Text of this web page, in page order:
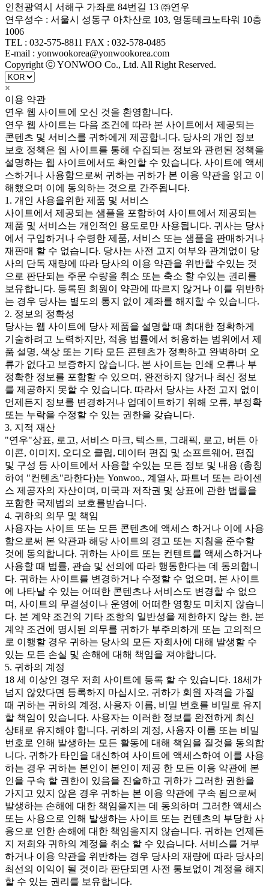
인천광역시 서해구 가좌로 84번길 13 ㈜연우
연우성수 : 서울시 성동구 아차산로 103, 영동테크노타워 10층
1006
TEL : 032-575-8811 FAX : 032-578-0485
E-mail : yonwookorea@yonwookorea.com
Copyright ⓒ YONWOO Co., Ltd. All Right Reserved.
×
이용 약관
연우 웹 사이트에 오신 것을 환영합니다.
연우 웹 사이트는 다음 조건에 따라 본 사이트에서 제공되는
콘텐츠 및 서비스를 귀하에게 제공합니다. 당사의 개인 정보
보호 정책은 웹 사이트를 통해 수집되는 정보와 관련된 정책을
설명하는 웹 사이트에서도 확인할 수 있습니다. 사이트에 액세
스하거나 사용함으로써 귀하는 귀하가 본 이용 약관을 읽고 이
해했으며 이에 동의하는 것으로 간주됩니다.
1. 개인 사용을위한 제품 및 서비스
사이트에서 제공되는 샘플을 포함하여 사이트에서 제공되는
제품 및 서비스는 개인적인 용도로만 사용됩니다. 귀사는 당사
에서 구입하거나 수령한 제품, 서비스 또는 샘플을 판매하거나
재판매 할 수 없습니다. 당사는 사전 고지 여부와 관계없이 당
사의 단독 재량에 따라 당사의 이용 약관을 위반할 수있는 것
으로 판단되는 주문 수량을 취소 또는 축소 할 수있는 권리를
보유합니다. 등록된 회원이 약관에 따르지 않거나 이를 위반하
는 경우 당사는 별도의 통지 없이 계좌를 해지할 수 있습니다.
2. 정보의 정확성
당사는 웹 사이트에 당사 제품을 설명할 때 최대한 정확하게
기술하려고 노력하지만, 적용 법률에서 허용하는 범위에서 제
품 설명, 색상 또는 기타 모든 콘텐츠가 정확하고 완벽하며 오
류가 없다고 보증하지 않습니다. 본 사이트는 인쇄 오류나 부
정확한 정보를 포함할 수 있으며, 완전하지 않거나 최신 정보
를 제공하지 못할 수 있습니다. 따라서 당사는 사전 고지 없이
언제든지 정보를 변경하거나 업데이트하기 위해 오류, 부정확
또는 누락을 수정할 수 있는 권한을 갖습니다.
3. 지적 재산
"연우"상표, 로고, 서비스 마크, 텍스트, 그래픽, 로고, 버튼 아
이콘, 이미지, 오디오 클립, 데이터 편집 및 소프트웨어, 편집
및 구성 등 사이트에서 사용할 수있는 모든 정보 및 내용 (총칭
하여 "컨텐츠"라한다)는 Yonwoo., 계열사, 파트너 또는 라이센
스 제공자의 자산이며, 미국과 저작권 및 상표에 관한 법률을
포함한 국제법의 보호를받습니다.
4. 귀하의 의무 및 책임
사용자는 사이트 또는 모든 콘텐츠에 액세스 하거나 이에 사용
함으로써 본 약관과 해당 사이트의 경고 또는 지침을 준수할
것에 동의합니다. 귀하는 사이트 또는 컨텐트를 액세스하거나
사용할 때 법률, 관습 및 선의에 따라 행동한다는 데 동의합니
다. 귀하는 사이트를 변경하거나 수정할 수 없으며, 본 사이트
에 나타날 수 있는 어떠한 콘텐츠나 서비스도 변경할 수 없으
며, 사이트의 무결성이나 운영에 어떠한 영향도 미치지 않습니
다. 본 계약 조건의 기타 조항의 일반성을 제한하지 않는 한, 본
계약 조건에 명시된 의무를 귀하가 부주의하게 또는 고의적으
로 이행할 경우 귀하는 당사의 모든 자회사에 대해 발생할 수
있는 모든 손실 및 손해에 대해 책임을 져야합니다.
5. 귀하의 계정
18 세 이상인 경우 저희 사이트에 등록 할 수 있습니다. 18세가
넘지 않았다면 등록하지 마십시오. 귀하가 회원 자격을 가질
때 귀하는 귀하의 계정, 사용자 이름, 비밀 번호를 비밀로 유지
할 책임이 있습니다. 사용자는 이러한 정보를 완전하게 최신
상태로 유지해야 합니다. 귀하의 계정, 사용자 이름 또는 비밀
번호로 인해 발생하는 모든 활동에 대해 책임을 질것을 동의합
니다. 귀하가 타인을 대신하여 사이트에 액세스하여 이를 사용
하는 경우 귀하는 본인이 본인이 제공 한 모든 이용 약관에 본
인을 구속 할 권한이 있음을 진술하고 귀하가 그러한 권한을
가지고 있지 않은 경우 귀하는 본 이용 약관에 구속 됨으로써
발생하는 손해에 대한 책임을지는 데 동의하며 그러한 액세스
또는 사용으로 인해 발생하는 사이트 또는 컨텐츠의 부당한 사
용으로 인한 손해에 대한 책임을지지 않습니다. 귀하는 언제든
지 저희와 귀하의 계정을 취소 할 수 있습니다. 서비스를 거부
하거나 이용 약관을 위반하는 경우 당사의 재량에 따라 당사의
최선의 이익이 될 것이라 판단되면 사전 통보없이 계정을 해지
할 수 있는 권리를 보유합니다.